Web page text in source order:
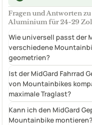
Fragen und Antworten
Aluminium für 24-29
Wie universell passt der
verschiedene
geometrien?
Ist der MidGard Fahrrad
von Mountainbikes
maximale Traglast?
Kann ich den MidGard
Mountainbike montieren?